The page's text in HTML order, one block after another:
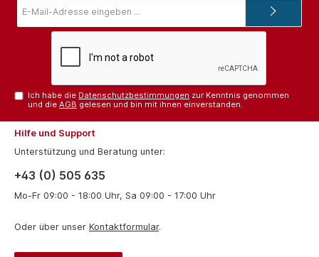
Mail-
Ich habe die Datenschutzbestimmungen zur Kenntnis genommen
und dieAGB gelesen und bin mit ihnen einverstanden.
Hilfe und Support
Unterstützung und Beratung unter:
+43 (0) 505 635
Mo-Fr 09:00 - 18:00 Uhr, Sa 09:00 - 17:00 Uhr
Oder über unser Kontaktformular.